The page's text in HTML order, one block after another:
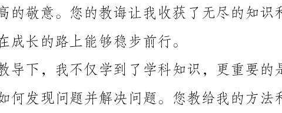
在您的教导下，我不仅学到了学科知识，更重要的是学会了
和智慧为我规划了一条光明的未来，让我看到了自己的潜力和可